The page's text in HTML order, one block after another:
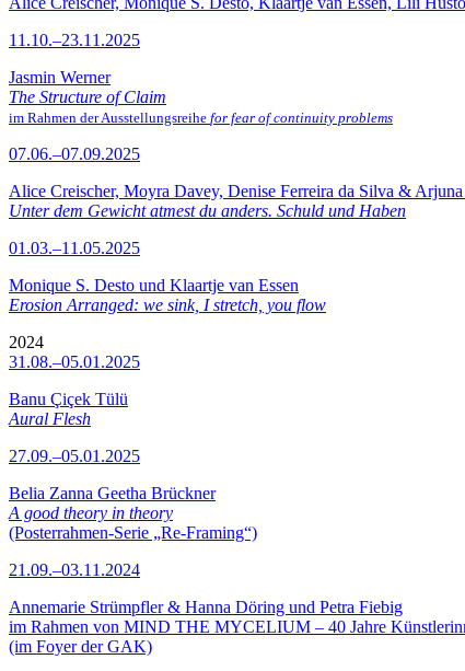
11.10.–23.11.2025
Jasmin Werner
The Structure of Claim
im Rahmen der Ausstellungsreihe for fear of continuity problems
07.06.–07.09.2025
Alice Creischer, Moyra Davey, Denise Ferreira da Silva &
Unter dem Gewicht atmest du anders. Schuld und Haben
01.03.–11.05.2025
Monique S. Desto und Klaartje van Essen
Erosion Arranged: we sink, I stretch, you flow
2024
31.08.–05.01.2025
Banu Çiçek Tülü
Aural Flesh
27.09.–05.01.2025
Belia Zanna Geetha Brückner
A good theory in theory
(Posterrahmen-Serie „Re-Framing“)
21.09.–03.11.2024
Annemarie Strümpfler & Hanna Döring und Petra Fiebig
im Rahmen von MIND THE MYCELIUM – 40 Jahre
(im Foyer der GAK)